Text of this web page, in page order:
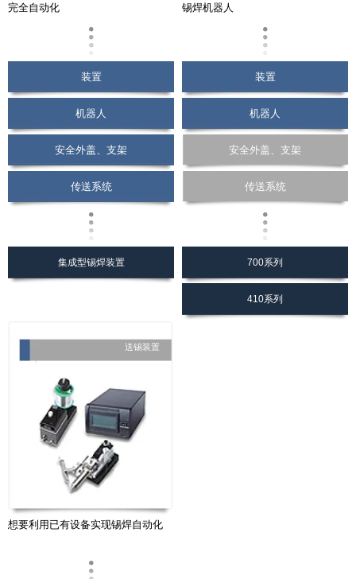
完全自动化
装置
机器人
安全外盖、支架
传送系统
集成型锡焊装置
锡焊机器人
装置
机器人
安全外盖、支架
传送系统
700系列
410系列
送锡装置
想要利用已有设备实现锡焊自动化